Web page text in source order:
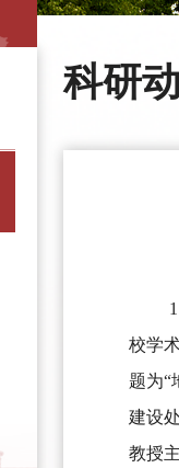
科研
校学
题为“
建设
教授